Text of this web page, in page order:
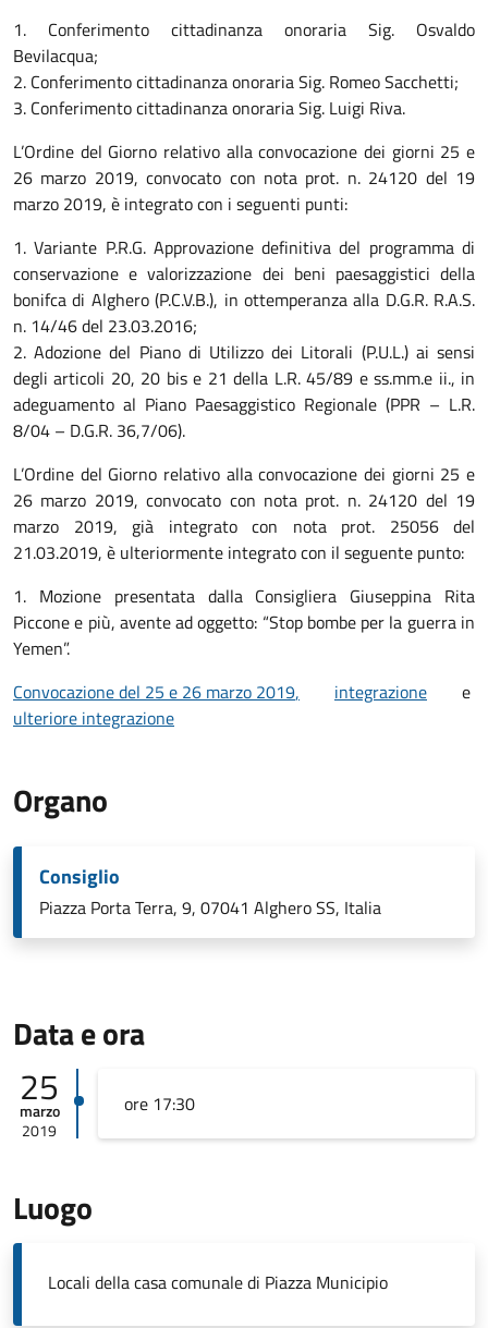
1. Conferimento cittadinanza onoraria Sig. Osvaldo
Bevilacqua;
2. Conferimento cittadinanza onoraria Sig. Romeo Sacchetti;
3. Conferimento cittadinanza onoraria Sig. Luigi Riva.
L’Ordine del Giorno relativo alla convocazione dei giorni 25 e
26 marzo 2019, convocato con nota prot. n. 24120 del 19
marzo 2019, è integrato con i seguenti punti:
1. Variante P.R.G. Approvazione definitiva del programma di
conservazione e valorizzazione dei beni paesaggistici della
bonifca di Alghero (P.C.V.B.), in ottemperanza alla D.G.R. R.A.S.
n. 14/46 del 23.03.2016;
2. Adozione del Piano di Utilizzo dei Litorali (P.U.L.) ai sensi
degli articoli 20, 20 bis e 21 della L.R. 45/89 e ss.mm.e ii., in
adeguamento al Piano Paesaggistico Regionale (PPR – L.R.
8/04 – D.G.R. 36,7/06).
L’Ordine del Giorno relativo alla convocazione dei giorni 25 e
26 marzo 2019, convocato con nota prot. n. 24120 del 19
marzo 2019, già integrato con nota prot. 25056 del
21.03.2019, è ulteriormente integrato con il seguente punto:
1. Mozione presentata dalla Consigliera Giuseppina Rita
Piccone e più, avente ad oggetto: “Stop bombe per la guerra in
Yemen”.
Convocazione del 25 e 26 marzo 2019, integrazione e
ulteriore integrazione
Organo
Consiglio
Piazza Porta Terra, 9, 07041 Alghero SS, Italia
Data e ora
25
marzo
2019
ore 17:30
Luogo
Locali della casa comunale di Piazza Municipio